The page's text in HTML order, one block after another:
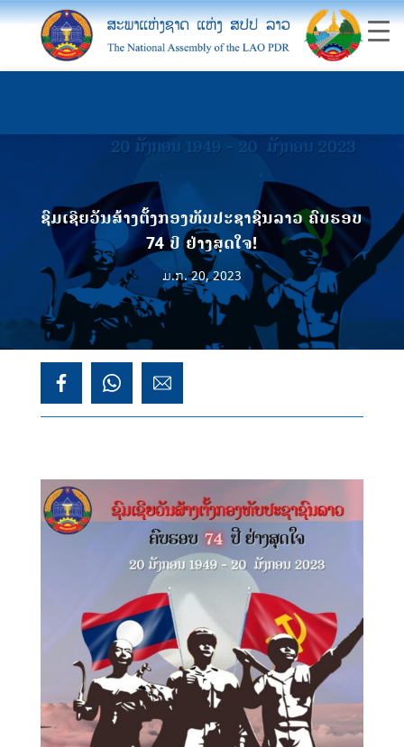
ຊົມເຊີຍວັນສ້າງຕັ້ງກອງທັບປະຊາຊົນລາວ ຄົບຮອບ
74 ປີ ຢ່າງສຸດໃຈ!
ມ.ກ. 20, 2023